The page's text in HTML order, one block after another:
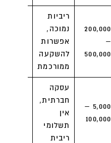
200,000
–
500,000
ריביות
נמוכה,
אפשרות
להשקעה
ממורכמת
5,000 –
100,000
עסקה
חברתית,
אין
תשלומי
ריבית